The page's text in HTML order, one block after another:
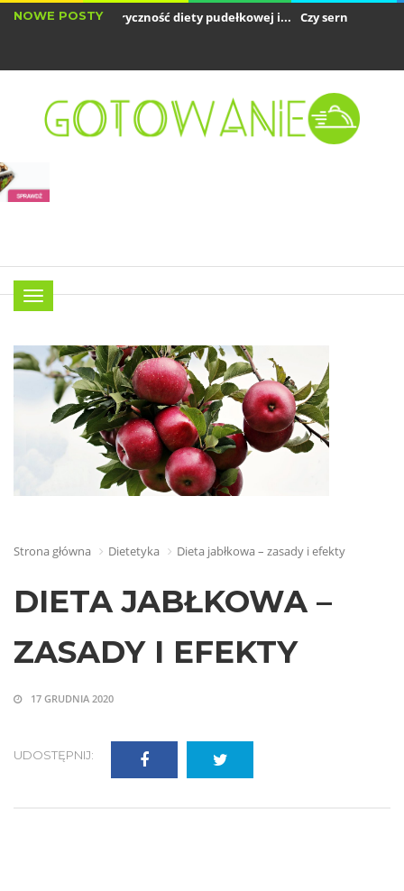
NOWE POSTY
obliczyć kaloryczność diety pudełkowej i... Czy sernik jest dobrym
Menu
Strona główna Dietetyka Dieta jabłkowa – zasady i efekty
DIETA JABŁKOWA –
ZASADY I EFEKTY
17 GRUDNIA 2020
UDOSTĘPNIJ: